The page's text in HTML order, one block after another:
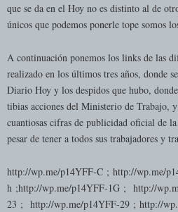
que se da en el Hoy no es distinto al de
únicos que podemos ponerle tope somos
A continuación ponemos los links de las
realizado en los últimos tres años, donde
Diario Hoy y los despidos que hubo,
tibias acciones del Ministerio de Trabajo,
cuantiosas cifras de publicidad oficial de
pesar de tener a todos sus trabajadores y
http://wp.me/p14YFF-C ; http://wp.me/
h ;http://wp.me/p14YFF-1G ; http://
23 ; http://wp.me/p14YFF-29 ; http://